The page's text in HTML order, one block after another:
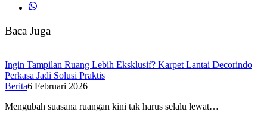
Baca Juga
Ingin Tampilan Ruang Lebih Eksklusif? Karpet Lantai Decorindo
Perkasa Jadi Solusi Praktis
Berita6 Februari 2026
Mengubah suasana ruangan kini tak harus selalu lewat…